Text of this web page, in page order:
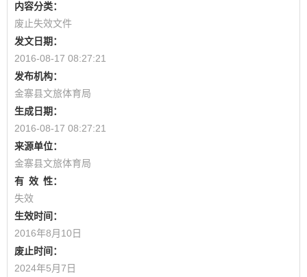
内容分类：
废止失效文件
发文日期：
2016-08-17 08:27:21
发布机构：
金寨县文旅体育局
生成日期：
2016-08-17 08:27:21
来源单位：
金寨县文旅体育局
有 效 性：
失效
生效时间：
2016年8月10日
废止时间：
2024年5月7日